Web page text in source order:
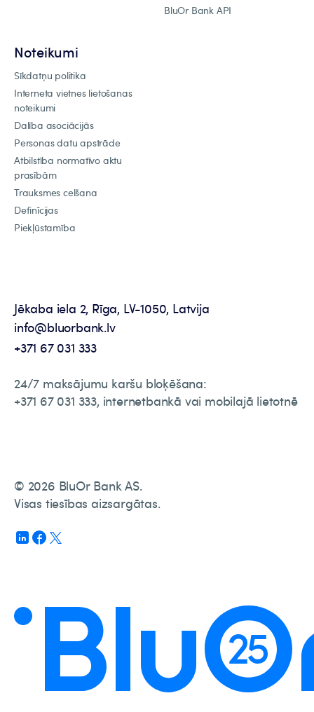
BluOr Bank API
Noteikumi
Sīkdatņu politika
Interneta vietnes lietošanas
noteikumi
Dalība asociācijās
Personas datu apstrāde
Atbilstība normatīvo aktu
prasībām
Trauksmes celšana
Definīcijas
Piekļūstamība
Jēkaba iela 2, Rīga, LV-1050, Latvija
info@bluorbank.lv
+371 67 031 333
24/7 maksājumu karšu bloķēšana:
+371 67 031 333, internetbankā vai mobilajā lietotnē
© 2026 BluOr Bank AS.
Visas tiesības aizsargātas.